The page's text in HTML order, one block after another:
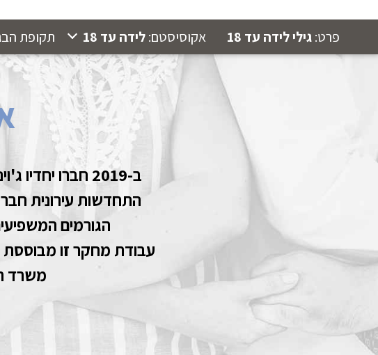
פרט:גילי לידה עד 18 אקוסיסטם:לידה עד 18 תקופת
ב-2019 חברו
התחדשות עירונית
הגורמים
עבודת מחקר זו מבוססת
משרד